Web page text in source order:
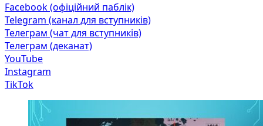
Facebook (офіційний паблік)
Telegram (канал для вступників)
Телеграм (чат для вступників)
Телеграм (деканат)
YouTube
Instagram
TikTok